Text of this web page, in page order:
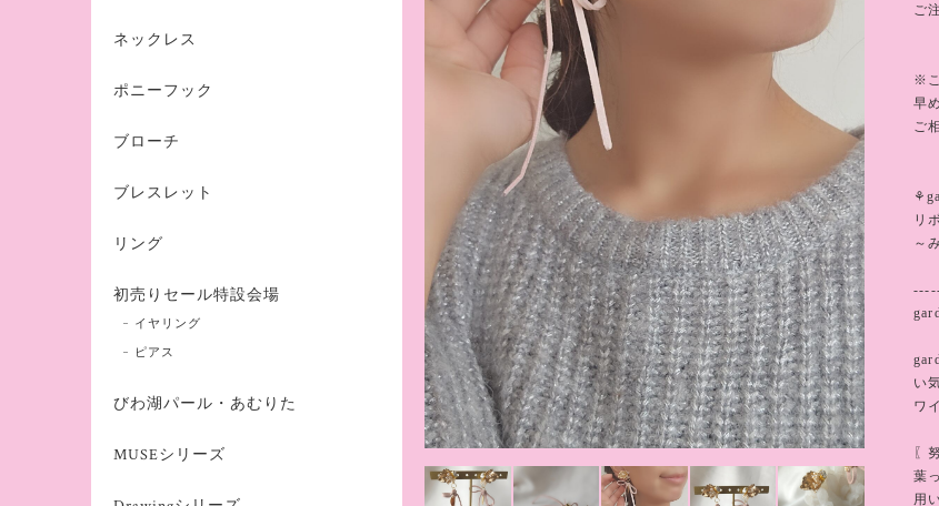
ご
※
早
ご
リ
～
い
ワ
〖
葉
用
ネックレス
ポニーフック
ブローチ
ブレスレット
リング
初売りセール特設会場
イヤリング
ピアス
びわ湖パール・あむりた
MUSEシリーズ